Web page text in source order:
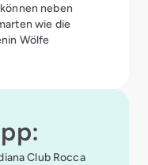
neben
wie die
Wölfe
Club Rocca